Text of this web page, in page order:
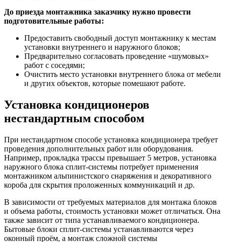
До приезда монтажника заказчику нужно провести
подготовительные работы:
Предоставить свободный доступ монтажнику к местам
установки внутреннего и наружного блоков;
Предварительно согласовать проведение «шумовых»
работ с соседями;
Очистить место установки внутреннего блока от мебели
и других объектов, которые помешают работе.
Установка кондиционеров
нестандартным способом
При нестандартном способе установка кондиционера требует
проведения дополнительных работ или оборудования.
Например, прокладка трассы превышает 5 метров, установка
наружного блока сплит-системы потребует применения
монтажником альпинистского снаряжения и декоративного
короба для скрытия проложенных коммуникаций и др.
В зависимости от требуемых материалов для монтажа блоков
и объема работы, стоимость установки может отличаться. Она
также зависит от типа устанавливаемого кондиционера.
Бытовые блоки сплит-системы устанавливаются через
оконный проём, а монтаж сложной системы